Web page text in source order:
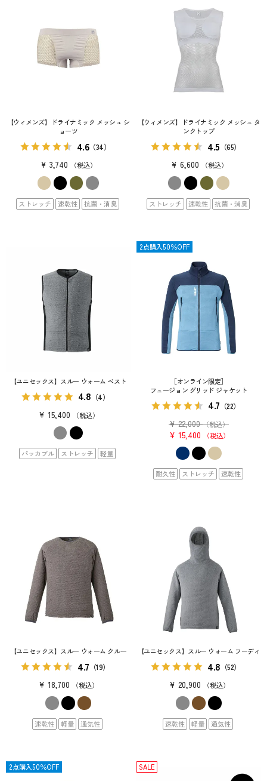
【ウィメンズ】ドライナミック メッシュ シ
ョーツ
4.6（34）
¥ 3,740 税込
ストレッチ 速乾性 抗菌・消臭
【ウィメンズ】ドライナミック メッシュ タ
ンクトップ
4.5 （65）
¥ 6,600 税込
ストレッチ 速乾性 抗菌・消臭
【ユニセックス】スルー ウォーム ベスト
4.8 （4）
¥ 15,400 税込
パッカブル ストレッチ 軽量
［オンライン限定］
フュージョン グリッド ジャケット
4.7 （22）
¥ 22,000 （税込）
¥ 15,400 税込
SALE
耐久性 ストレッチ 速乾性
2点購入50％OFF
【ユニセックス】スルー ウォーム クルー
4.7 （19）
¥ 18,700 税込
速乾性 軽量 通気性
【ユニセックス】スルー ウォーム フーディ
4.8 （52）
¥ 20,900 税込
速乾性 軽量 通気性
SALE
2点購入50％OFF SALE